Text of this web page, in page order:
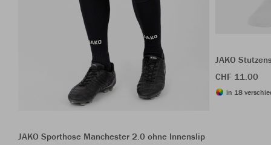
JAKO Sporthose Manchester 2.0 ohne Innenslip
JAKO
CHF 11.00
in 18